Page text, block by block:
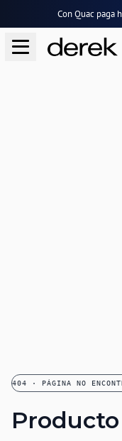
Con Quac paga
404 · PÁGINA NO